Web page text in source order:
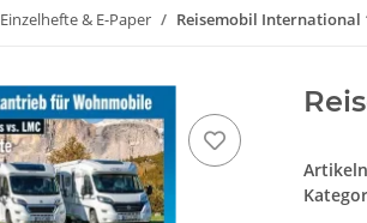
Einzelhefte & E-Paper Reisemobil International